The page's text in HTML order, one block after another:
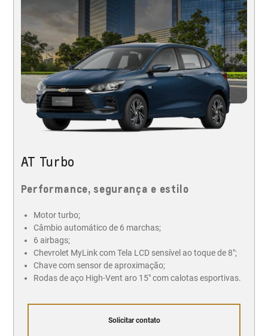
AT Turbo
Performance, segurança e estilo
Motor turbo;
Câmbio automático de 6 marchas;
6 airbags;
Chevrolet MyLink com Tela LCD sensível ao toque de 8";
Chave com sensor de aproximação;
Rodas de aço High-Vent aro 15" com calotas esportivas.
Solicitar contato